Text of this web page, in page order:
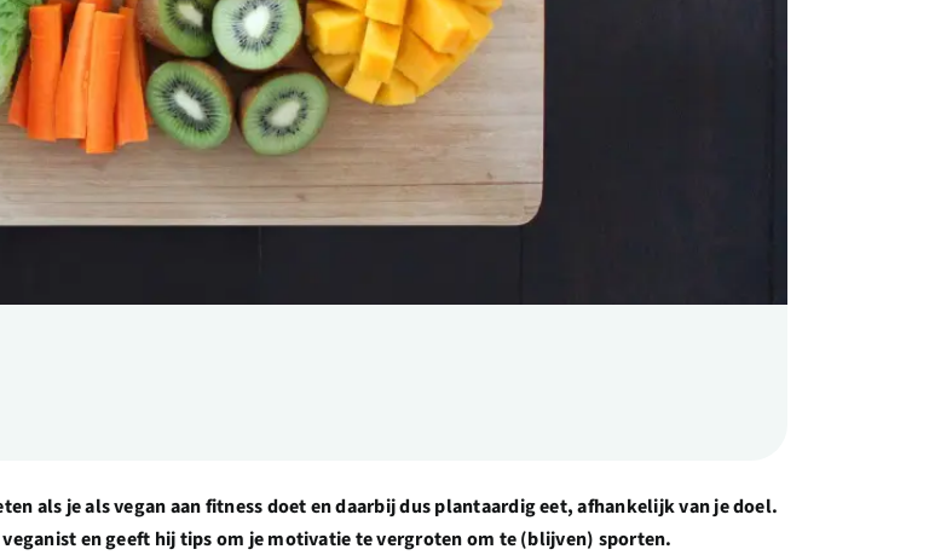
als je als vegan aan fitness doet en daarbij dus plantaardig eet, afhankelijk van je doel.
en geeft hij tips om je motivatie te vergroten om te (blijven) sporten.